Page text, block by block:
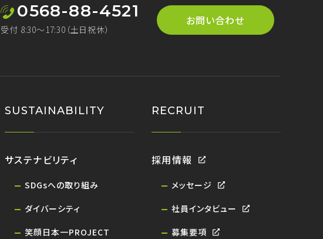
0568-88-4521
受付 8:30～17:30（土日祝休）
お問い合わせ
SUSTAINABILITY
サステナビリティ
SDGsへの取り組み
ダイバーシティ
笑顔日本一PROJECT
RECRUIT
採用情報
メッセージ
社員インタビュー
募集要項